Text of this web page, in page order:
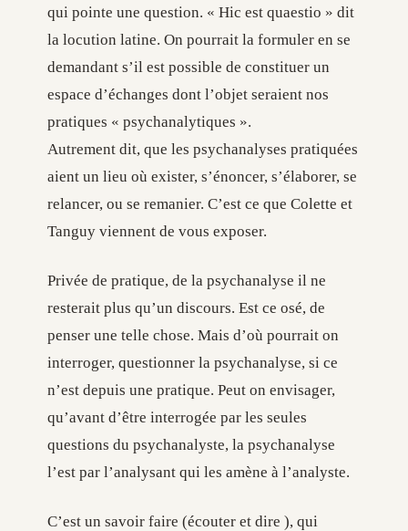
qui pointe une question. « Hic est quaestio » dit
la locution latine. On pourrait la formuler en se
demandant s’il est possible de constituer un
espace d’échanges dont l’objet seraient nos
pratiques « psychanalytiques ».
Autrement dit, que les psychanalyses pratiquées
aient un lieu où exister, s’énoncer, s’élaborer, se
relancer, ou se remanier. C’est ce que Colette et
Tanguy viennent de vous exposer.
Privée de pratique, de la psychanalyse il ne
resterait plus qu’un discours. Est ce osé, de
penser une telle chose. Mais d’où pourrait on
interroger, questionner la psychanalyse, si ce
n’est depuis une pratique. Peut on envisager,
qu’avant d’être interrogée par les seules
questions du psychanalyste, la psychanalyse
l’est par l’analysant qui les amène à l’analyste.
C’est un savoir faire (écouter et dire ), qui